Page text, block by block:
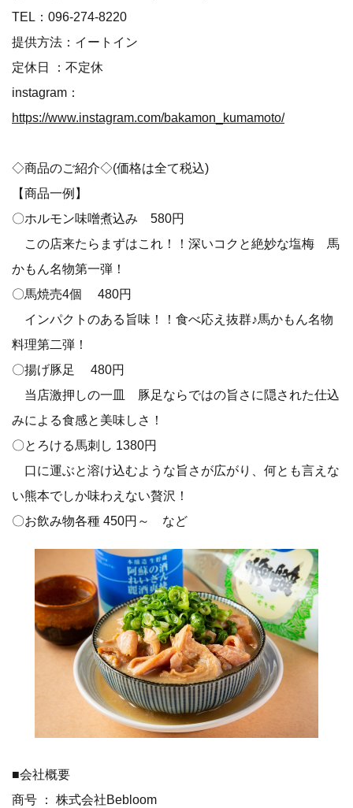
TEL：096-274-8220
提供方法：イートイン
定休日 ：不定休
instagram：
https://www.instagram.com/bakamon_kumamoto/
◇商品のご紹介◇(価格は全て税込)
【商品一例】
〇ホルモン味噌煮込み 580円
この店来たらまずはこれ！！深いコクと絶妙な塩梅 馬
かもん名物第一弾！
〇馬焼売4個 480円
インパクトのある旨味！！食べ応え抜群♪馬かもん名物
料理第二弾！
〇揚げ豚足 480円
当店激押しの一皿 豚足ならではの旨さに隠された仕込
みによる食感と美味しさ！
〇とろける馬刺し 1380円
口に運ぶと溶け込むような旨さが広がり、何とも言えな
い熊本でしか味わえない贅沢！
〇お飲み物各種 450円～ など
■会社概要
商号 ： 株式会社Bebloom